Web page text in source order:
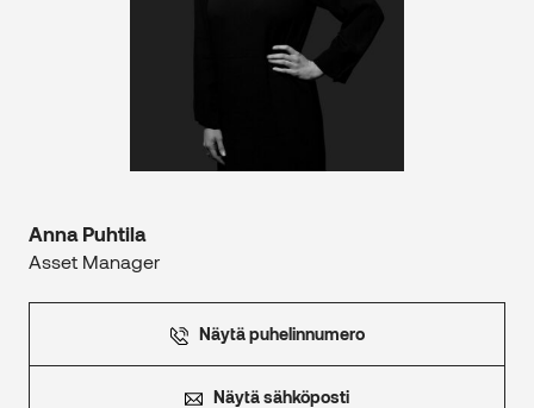
Anna Puhtila
Asset Manager
Näytä puhelinnumero
Näytä sähköposti